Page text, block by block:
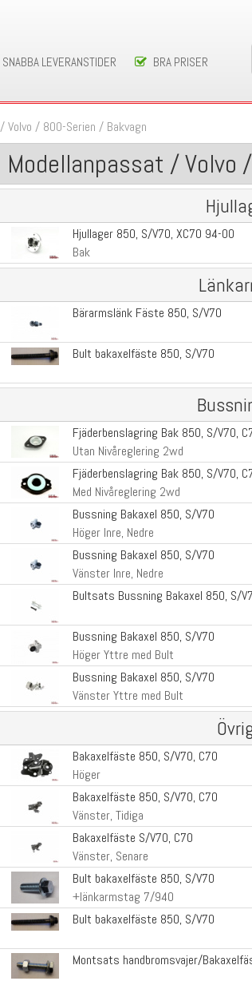
SNABBA LEVERANSTIDER BRA PRISER
/Volvo / 800-Serien / Bakvagn
Modellanpassat / Volvo
Hjullager 850, S/V70, XC70 94-00
Bak
Bärarmslänk Fäste 850, S/V70
Bult bakaxelfäste 850, S/V70
Fjäderbenslagring Bak 850, S/V70,
Utan Nivåreglering 2wd
Fjäderbenslagring Bak 850, S/V70,
Med Nivåreglering 2wd
Bussning Bakaxel 850, S/V70
Höger Inre, Nedre
Bussning Bakaxel 850, S/V70
Vänster Inre, Nedre
Bultsats Bussning Bakaxel 850, S/
Bussning Bakaxel 850, S/V70
Höger Yttre med Bult
Bussning Bakaxel 850, S/V70
Vänster Yttre med Bult
Bakaxelfäste 850, S/V70, C70
Höger
Bakaxelfäste 850, S/V70, C70
Vänster, Tidiga
Bakaxelfäste S/V70, C70
Vänster, Senare
Bult bakaxelfäste 850, S/V70
+länkarmstag 7/940
Bult bakaxelfäste 850, S/V70
Montsats handbromsvajer/